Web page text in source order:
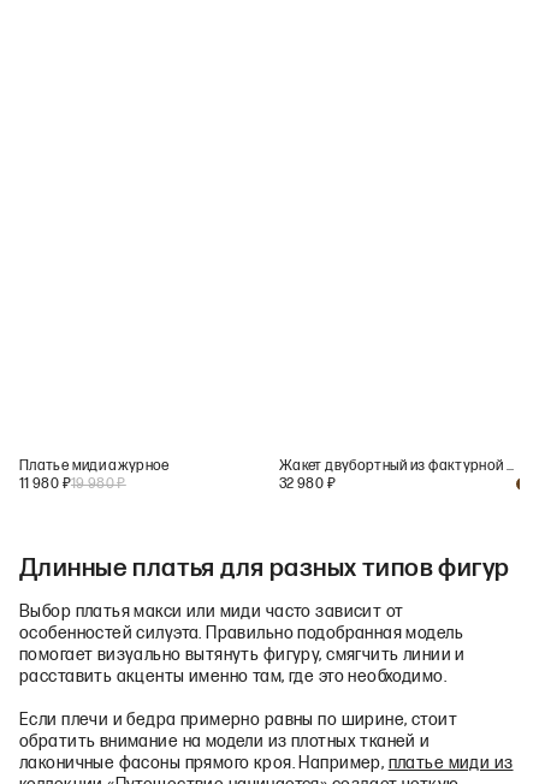
Платье миди ажурное
11 980 ₽19 980₽
Жакет двубортный из фактурной шерсти
32 980 ₽
Длинные платья для разных типов фигур
Выбор платья макси или миди часто зависит от
особенностей силуэта. Правильно подобранная модель
помогает визуально вытянуть фигуру, смягчить линии и
расставить акценты именно там, где это необходимо.
Если плечи и бедра примерно равны по ширине, стоит
обратить внимание на модели из плотных тканей и
лаконичные фасоны прямого кроя. Например, платье миди из